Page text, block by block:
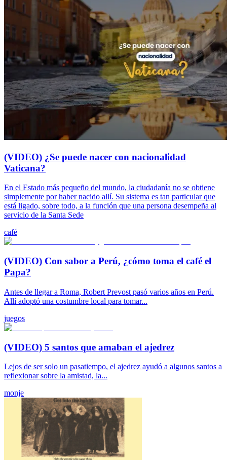
(VIDEO) ¿Se puede nacer con nacionalidad
Vaticana?
En el Estado más pequeño del mundo, la ciudadanía no se obtiene
simplemente por haber nacido allí. Su sistema es tan particular que
está ligado, sobre todo, a la función que una persona desempeña al
servicio de la Santa Sede
café
(VIDEO) Con sabor a Perú, ¿cómo toma el café el
Papa?
Antes de llegar a Roma, Robert Prevost pasó varios años en Perú.
Allí adoptó una costumbre local para tomar...
juegos
(VIDEO) 5 santos que amaban el ajedrez
Lejos de ser solo un pasatiempo, el ajedrez ayudó a algunos santos a
reflexionar sobre la amistad, la...
monje